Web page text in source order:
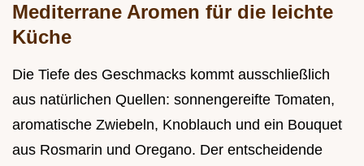
Mediterrane Aromen für die leichte
Küche
Die Tiefe des Geschmacks kommt ausschließlich
aus natürlichen Quellen: sonnengereifte Tomaten,
aromatische Zwiebeln, Knoblauch und ein Bouquet
aus Rosmarin und Oregano. Der entscheidende